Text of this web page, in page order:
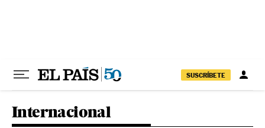
SUSCRÍBETE
Internacional